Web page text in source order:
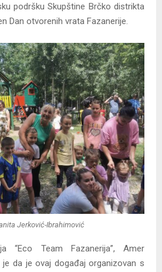
podršku Skupštine Brčko distrikta
Dan otvorenih vrata Fazanerije.
Jerković-Ibrahimović
“Eco Team Fazanerija”, Amer
je da je ovaj događaj organizovan s